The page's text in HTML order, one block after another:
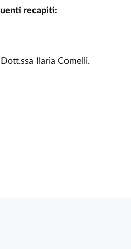
recapiti:
Ilaria Comelli.